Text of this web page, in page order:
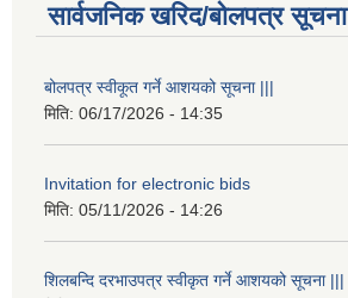
सार्वजनिक खरिद/बोलपत्र सूचना
बोलपत्र स्वीकूत गर्ने आशयको सूचना |||
मिति: 06/17/2026 - 14:35
Invitation for electronic bids
मिति: 05/11/2026 - 14:26
शिलबन्दि दरभाउपत्र स्वीकृत गर्ने आशयको सूचना |||